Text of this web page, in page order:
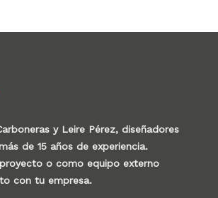
y Leire Pérez, diseñadores
de 15 años de experiencia.
o como equipo externo
con tu empresa.